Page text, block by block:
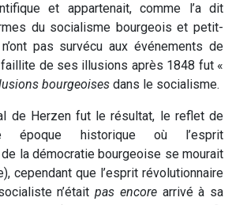
et appartenait, comme l’a dit
du socialisme bourgeois et petit-
pas survécu aux événements de
de ses illusions après 1848 fut «
bourgeoises dans le socialisme.
de Herzen fut le résultat, le reflet de
époque historique où l’esprit
la démocratie bourgeoise se mourait
cependant que l’esprit révolutionnaire
n’était pas encorearrivé à sa